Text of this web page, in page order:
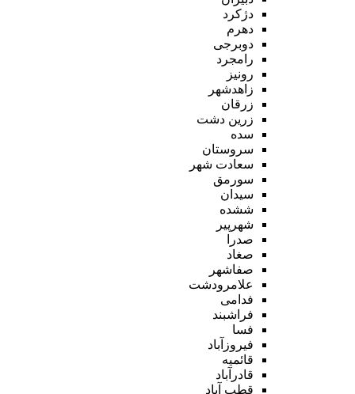
دژکرد
دهرم
دوبرجی
رامجرد
رونیز
زاهدشهر
زرقان
زرین دشت
سده
سروستان
سعادت شهر
سورمق
سیدان
ششده
شهرپیر
صدرا
صغاد
صفاشهر
علامرودشت
فدامی
فراشبند
فسا
فیروزآباد
قائمیه
قادرآباد
قطب آباد